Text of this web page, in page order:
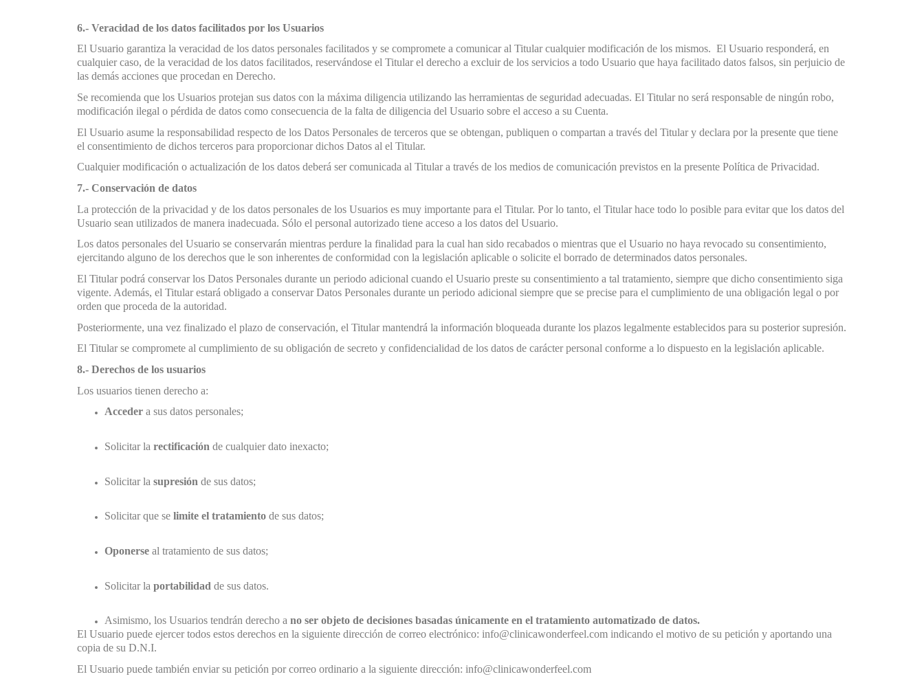
6.- Veracidad de los datos facilitados por los Usuarios
El Usuario garantiza la veracidad de los datos personales facilitados y se compromete a comunicar al Titular cualquier modificación de los mismos. El Usuario responderá, en
cualquier caso, de la veracidad de los datos facilitados, reservándose el Titular el derecho a excluir de los servicios a todo Usuario que haya facilitado datos falsos, sin perjuicio de
las demás acciones que procedan en Derecho.
Se recomienda que los Usuarios protejan sus datos con la máxima diligencia utilizando las herramientas de seguridad adecuadas. El Titular no será responsable de ningún robo,
modificación ilegal o pérdida de datos como consecuencia de la falta de diligencia del Usuario sobre el acceso a su Cuenta.
El Usuario asume la responsabilidad respecto de los Datos Personales de terceros que se obtengan, publiquen o compartan a través del Titular y declara por la presente que tiene
el consentimiento de dichos terceros para proporcionar dichos Datos al el Titular.
Cualquier modificación o actualización de los datos deberá ser comunicada al Titular a través de los medios de comunicación previstos en la presente Política de Privacidad.
7.- Conservación de datos
La protección de la privacidad y de los datos personales de los Usuarios es muy importante para el Titular. Por lo tanto, el Titular hace todo lo posible para evitar que los datos del
Usuario sean utilizados de manera inadecuada. Sólo el personal autorizado tiene acceso a los datos del Usuario.
Los datos personales del Usuario se conservarán mientras perdure la finalidad para la cual han sido recabados o mientras que el Usuario no haya revocado su consentimiento,
ejercitando alguno de los derechos que le son inherentes de conformidad con la legislación aplicable o solicite el borrado de determinados datos personales.
El Titular podrá conservar los Datos Personales durante un periodo adicional cuando el Usuario preste su consentimiento a tal tratamiento, siempre que dicho consentimiento siga
vigente. Además, el Titular estará obligado a conservar Datos Personales durante un periodo adicional siempre que se precise para el cumplimiento de una obligación legal o por
orden que proceda de la autoridad.
Posteriormente, una vez finalizado el plazo de conservación, el Titular mantendrá la información bloqueada durante los plazos legalmente establecidos para su posterior supresión.
El Titular se compromete al cumplimiento de su obligación de secreto y confidencialidad de los datos de carácter personal conforme a lo dispuesto en la legislación aplicable.
8.- Derechos de los usuarios
Los usuarios tienen derecho a:
Acceder a sus datos personales;
Solicitar la rectificación de cualquier dato inexacto;
Solicitar la supresión de sus datos;
Solicitar que se limite el tratamiento de sus datos;
Oponerse al tratamiento de sus datos;
Solicitar la portabilidad de sus datos.
Asimismo, los Usuarios tendrán derecho a no ser objeto de decisiones basadas únicamente en el tratamiento automatizado de datos.
El Usuario puede ejercer todos estos derechos en la siguiente dirección de correo electrónico: info@clinicawonderfeel.com indicando el motivo de su petición y aportando una
copia de su D.N.I.
El Usuario puede también enviar su petición por correo ordinario a la siguiente dirección: info@clinicawonderfeel.com